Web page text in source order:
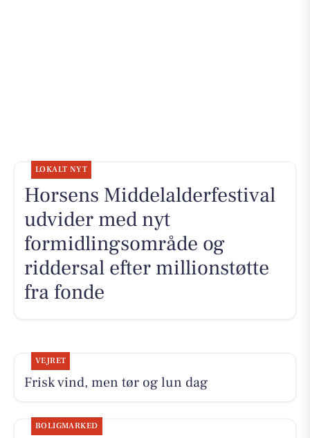
LOKALT NYT
Horsens Middelalderfestival
udvider med nyt
formidlingsområde og
riddersal efter millionstøtte
fra fonde
VEJRET
Frisk vind, men tør og lun dag
BOLIGMARKED